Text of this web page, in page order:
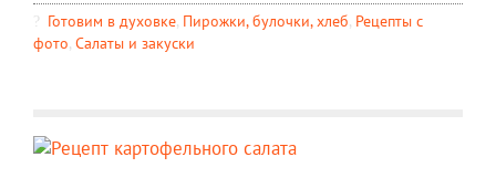
Готовим в духовке, Пирожки, булочки, хлеб, Рецепты c
фото, Салаты и закуски